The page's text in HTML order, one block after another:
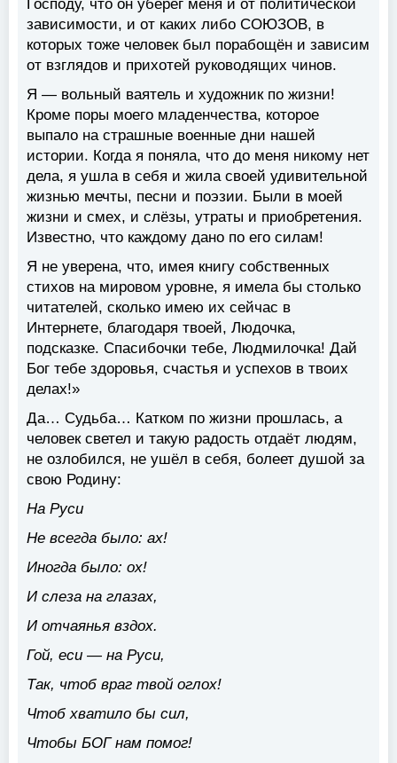
Господу, что он уберёг меня и от политической
зависимости, и от каких либо СОЮЗОВ, в
которых тоже человек был порабощён и зависим
от взглядов и прихотей руководящих чинов.
Я — вольный ваятель и художник по жизни!
Кроме поры моего младенчества, которое
выпало на страшные военные дни нашей
истории. Когда я поняла, что до меня никому нет
дела, я ушла в себя и жила своей удивительной
жизнью мечты, песни и поэзии. Были в моей
жизни и смех, и слёзы, утраты и приобретения.
Известно, что каждому дано по его силам!
Я не уверена, что, имея книгу собственных
стихов на мировом уровне, я имела бы столько
читателей, сколько имею их сейчас в
Интернете, благодаря твоей, Людочка,
подсказке. Спасибочки тебе, Людмилочка! Дай
Бог тебе здоровья, счастья и успехов в твоих
делах!»
Да… Судьба… Катком по жизни прошлась, а
человек светел и такую радость отдаёт людям,
не озлобился, не ушёл в себя, болеет душой за
свою Родину:
На Руси
Не всегда было: ах!
Иногда было: ох!
И слеза на глазах,
И отчаянья вздох.
Гой, еси — на Руси,
Так, чтоб враг твой оглох!
Чтоб хватило бы сил,
Чтобы БОГ нам помог!